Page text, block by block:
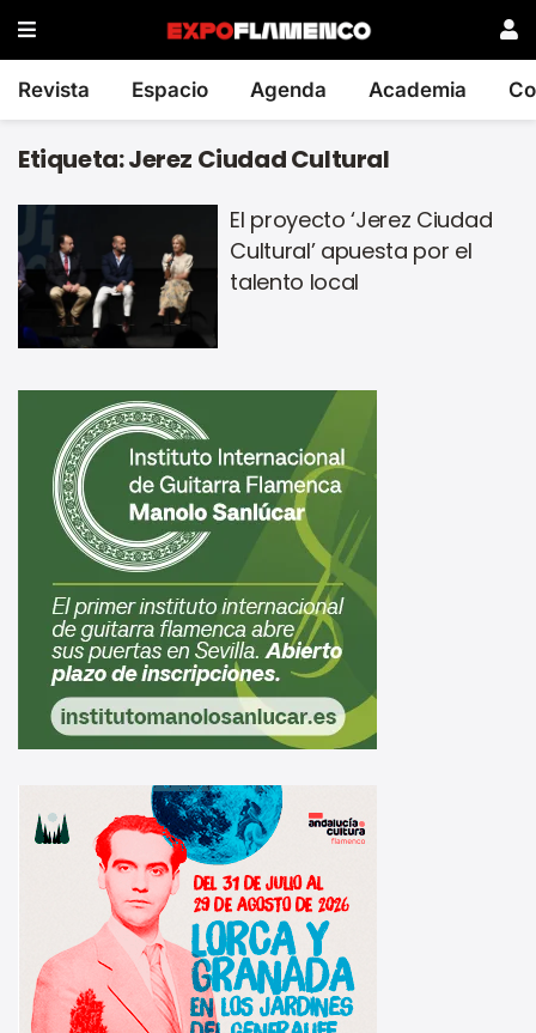
Revista Espacio Agenda Academia
Etiqueta:Jerez Ciudad Cultural
El proyecto ‘Jerez Ciudad
Cultural’ apuesta por el
talento local